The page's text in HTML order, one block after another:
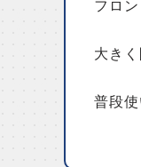
フロ
大き
普段